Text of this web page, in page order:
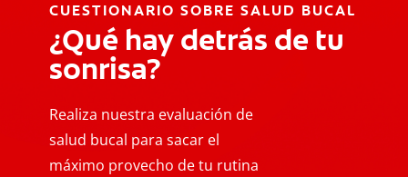
CUESTIONARIO SOBRE SALUD BUCAL
¿Qué hay detrás de tu
sonrisa?
Realiza nuestra evaluación de
salud bucal para sacar el
máximo provecho de tu rutina